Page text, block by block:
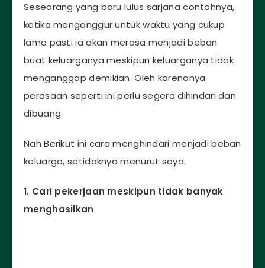
Seseorang yang baru lulus sarjana contohnya,
ketika menganggur untuk waktu yang cukup
lama pasti ia akan merasa menjadi beban
buat keluarganya meskipun keluarganya tidak
menganggap demikian. Oleh karenanya
perasaan seperti ini perlu segera dihindari dan
dibuang.
Nah Berikut ini cara menghindari menjadi beban
keluarga, setidaknya menurut saya.
1. Cari pekerjaan meskipun tidak banyak
menghasilkan